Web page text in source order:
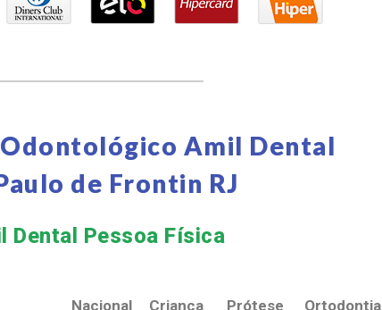
Amil Dental
de Frontin RJ
Dental Pessoa Física​
Nacional Criança Prótese
Ortodontia